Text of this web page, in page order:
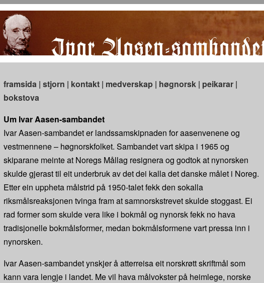
framsida| stjorn | kontakt| medverskap| høgnorsk| peikarar|
bokstova
Um Ivar Aasen-sambandet
Ivar Aasen-sambandet er landssamskipnaden for aasenvenene og
vestmennene – høgnorskfolket. Sambandet vart skipa i 1965 og
skiparane meinte at Noregs Mållag resignera og godtok at nynorsken
skulde gjerast til eit underbruk av det dei kalla det danske målet i Noreg.
Etter ein uppheta målstrid på 1950-talet fekk den sokalla
riksmålsreaksjonen tvinga fram at samnorskstrevet skulde stoggast. Ei
rad former som skulde vera like i bokmål og nynorsk fekk no hava
tradisjonelle bokmålsformer, medan bokmålsformene vart pressa inn i
nynorsken.
Ivar Aasen-sambandet ynskjer å atterreisa eit norskrøtt skriftmål som
kann vara lengje i landet. Me vil hava målvokster på heimlege, norske